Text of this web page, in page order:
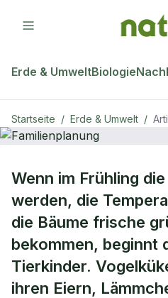
Erde & UmweltBiologie
Startseite / Erde & Umwelt /
natur Plus ERDE & UMWELT
Familienplanung
Wenn im Frühling
werden, die
die Bäume frische
bekommen, beginnt
Tierkinder.
ihren Eiern,